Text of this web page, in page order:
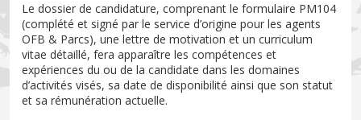
Le dossier de candidature, comprenant le formulaire PM104
(complété et signé par le service d’origine pour les agents
OFB & Parcs), une lettre de motivation et un curriculum
vitae détaillé, fera apparaître les compétences et
expériences du ou de la candidate dans les domaines
d’activités visés, sa date de disponibilité ainsi que son statut
et sa rémunération actuelle.